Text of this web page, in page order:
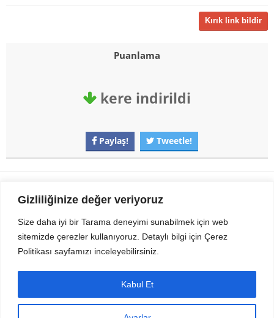
Gizliliğinize değer veriyoruz
Size daha iyi bir Tarama deneyimi sunabilmek için web
sitemizde çerezler kullanıyoruz. Detaylı bilgi için Çerez
Politikası sayfamızı inceleyebilirsiniz.
Kabul Et
Kırık link bildir
Puanlama
kere indirildi
Paylaş! Tweetle!
Gezi Seyahat indirvip apk
Sitemizden Son sürüm Program, Android Uygulama, Android Oyun, Apk
Dosyalarını indirip güvenle bilgisayar ve cep telefonlarınızda kullanabilirsiniz.